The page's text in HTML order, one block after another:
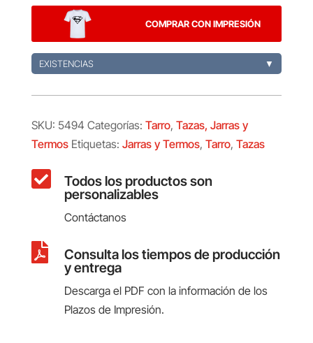
COMPRAR CON IMPRESIÓN
EXISTENCIAS ▼
SKU: 5494 Categorías: Tarro, Tazas, Jarras y
Termos Etiquetas: Jarras y Termos, Tarro, Tazas
 Todos los productos son
personalizables
Contáctanos
 Consulta los tiempos de producción
y entrega
Descarga el PDF con la información de los
Plazos de Impresión.